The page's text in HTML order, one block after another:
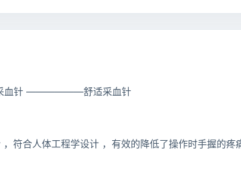
采血针 ——————舒适采血针
符合人体工程学设计 ，有效的降低了操作时手握的疼